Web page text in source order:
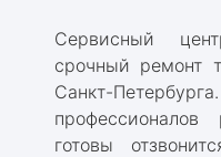
Сервисный
срочный ремонт
Санкт-
готовы